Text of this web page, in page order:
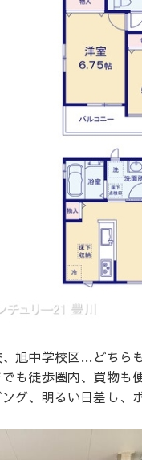
旭中学校区…どちら
も徒歩圏内、買物も
グ、明るい日差し、